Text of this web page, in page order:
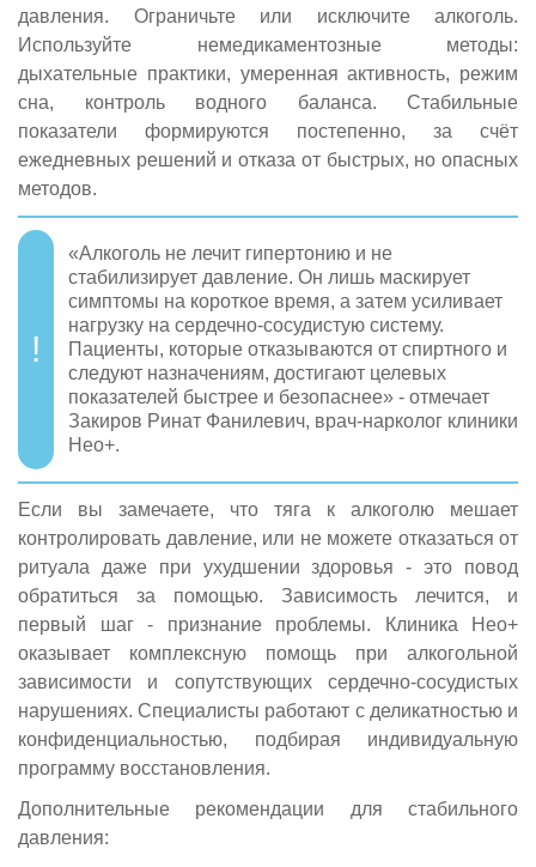
давления. Ограничьте или исключите алкоголь.
Используйте немедикаментозные методы:
дыхательные практики, умеренная активность, режим
сна, контроль водного баланса. Стабильные
показатели формируются постепенно, за счёт
ежедневных решений и отказа от быстрых, но опасных
методов.
«Алкоголь не лечит гипертонию и не
стабилизирует давление. Он лишь маскирует
симптомы на короткое время, а затем усиливает
нагрузку на сердечно-сосудистую систему.
Пациенты, которые отказываются от спиртного и
следуют назначениям, достигают целевых
показателей быстрее и безопаснее» - отмечает
Закиров Ринат Фанилевич, врач-нарколог клиники
Нео+.
Если вы замечаете, что тяга к алкоголю мешает
контролировать давление, или не можете отказаться от
ритуала даже при ухудшении здоровья - это повод
обратиться за помощью. Зависимость лечится, и
первый шаг - признание проблемы. Клиника Нео+
оказывает комплексную помощь при алкогольной
зависимости и сопутствующих сердечно-сосудистых
нарушениях. Специалисты работают с деликатностью и
конфиденциальностью, подбирая индивидуальную
программу восстановления.
Дополнительные рекомендации для стабильного
давления: